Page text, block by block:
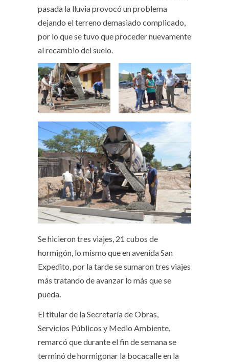
pasada la lluvia provocó un problema
dejando el terreno demasiado complicado,
por lo que se tuvo que proceder nuevamente
al recambio del suelo.
Se hicieron tres viajes, 21 cubos de
hormigón, lo mismo que en avenida San
Expedito, por la tarde se sumaron tres viajes
más tratando de avanzar lo más que se
pueda.
El titular de la Secretaría de Obras,
Servicios Públicos y Medio Ambiente,
remarcó que durante el fin de semana se
terminó de hormigonar la bocacalle en la